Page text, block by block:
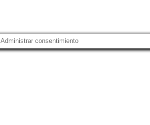
Administrar consentimiento